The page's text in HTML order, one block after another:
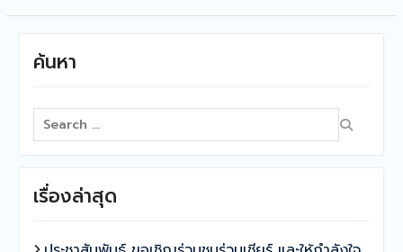
ค้นหา
Search
for:
เรื่องล่าสุด